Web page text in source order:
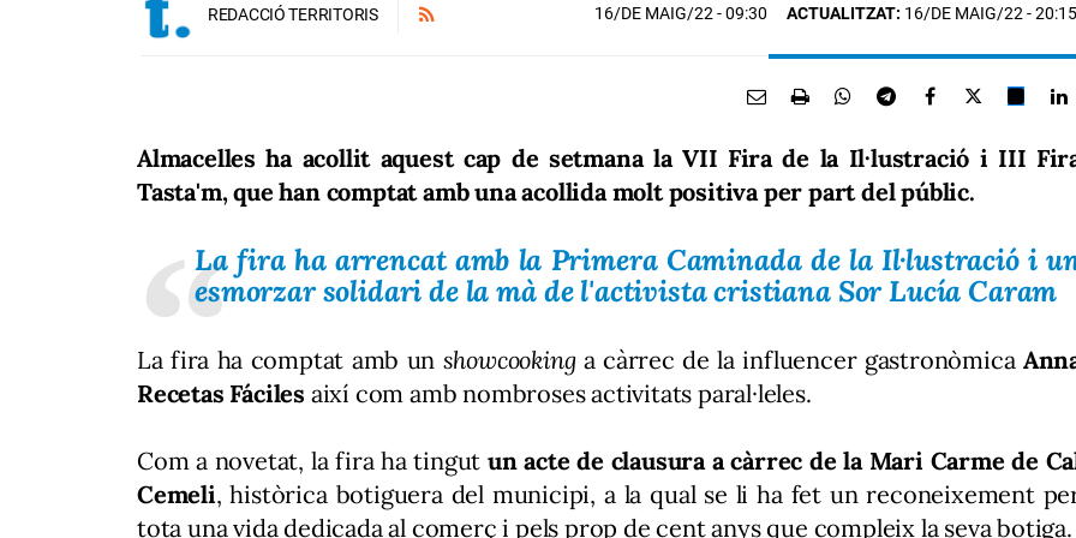
REDACCIÓ TERRITORIS 16/DE MAIG/22- 09:30 ACTUALITZAT: 16/DE MAIG/22 - 20:15
Almacelles ha acollit aquest cap de setmana la VII Fira de la Il·lustració i III
Tasta'm, que han comptat amb una acollida molt positiva per part del públic.
La fira ha arrencat amb la Primera Caminada de la Il·lustració i
esmorzar solidari de la mà de l'activista cristiana Sor Lucía Caram
La fira ha comptat amb un showcookinga càrrec de la influencer gastronòmica
Recetas Fáciles així com amb nombroses activitats paral·leles.
Com a novetat, la fira ha tingutun acte de clausura a càrrec de la Mari Carme de
Cemeli, històrica botiguera del municipi, a la qual se li ha fet un reconeixement
tota una vida dedicada al comerç i pels prop de cent anys que compleix la seva botiga.